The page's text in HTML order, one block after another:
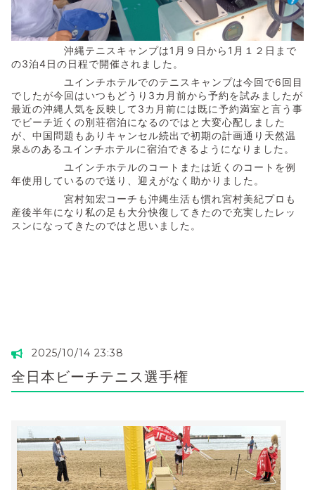
沖縄テニスキャンプは1月９日から1月１２日まで
の3泊4日の日程で開催されました。
ユインチホテルでのテニスキャンプは今回で6回目
でしたが今回はいつもどうり3カ月前から予約を試みましたが
最近の沖縄人気を反映して3カ月前には既に予約満室と言う事
でビーチ近くの別荘宿泊になるのではと大変心配しました
が、中国問題もありキャンセル続出で初期の計画通り天然温
泉♨️のあるユインチホテルに宿泊できるようになりました。
ユインチホテルのコートまたは近くのコートを例
年使用しているので送り、迎えがなく助かりました。
宮村知宏コーチも沖縄生活も慣れ宮村美紀プロも
産後半年になり私の足も大分快復してきたので充実したレッ
スンになってきたのではと思いました。
2025/10/14 23:38
全日本ビーチテニス選手権